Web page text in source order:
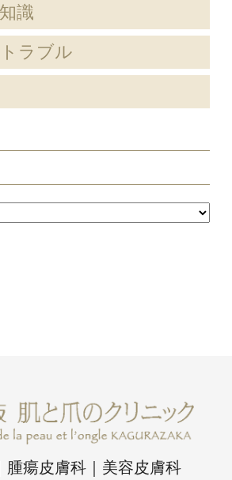
識
ラブル
腫瘍皮膚科｜美容皮膚科